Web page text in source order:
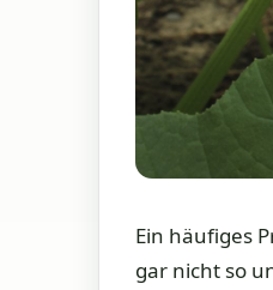
Ein häufiges
gar nicht so